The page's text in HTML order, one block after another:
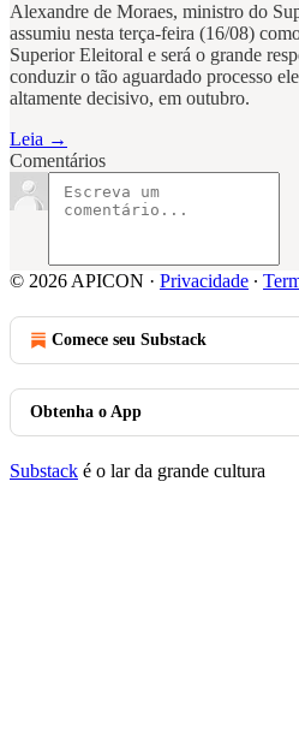
Alexandre de Moraes, ministro do
assumiu nesta terça-feira (16/08)
Superior Eleitoral e será o grande
conduzir o tão aguardado processo
altamente decisivo, em outubro.
Leia →
Comentários
© 2026 APICON · Privacidade ∙
Comece seu Substack
Obtenha o App
Substack é o lar da grande cultura